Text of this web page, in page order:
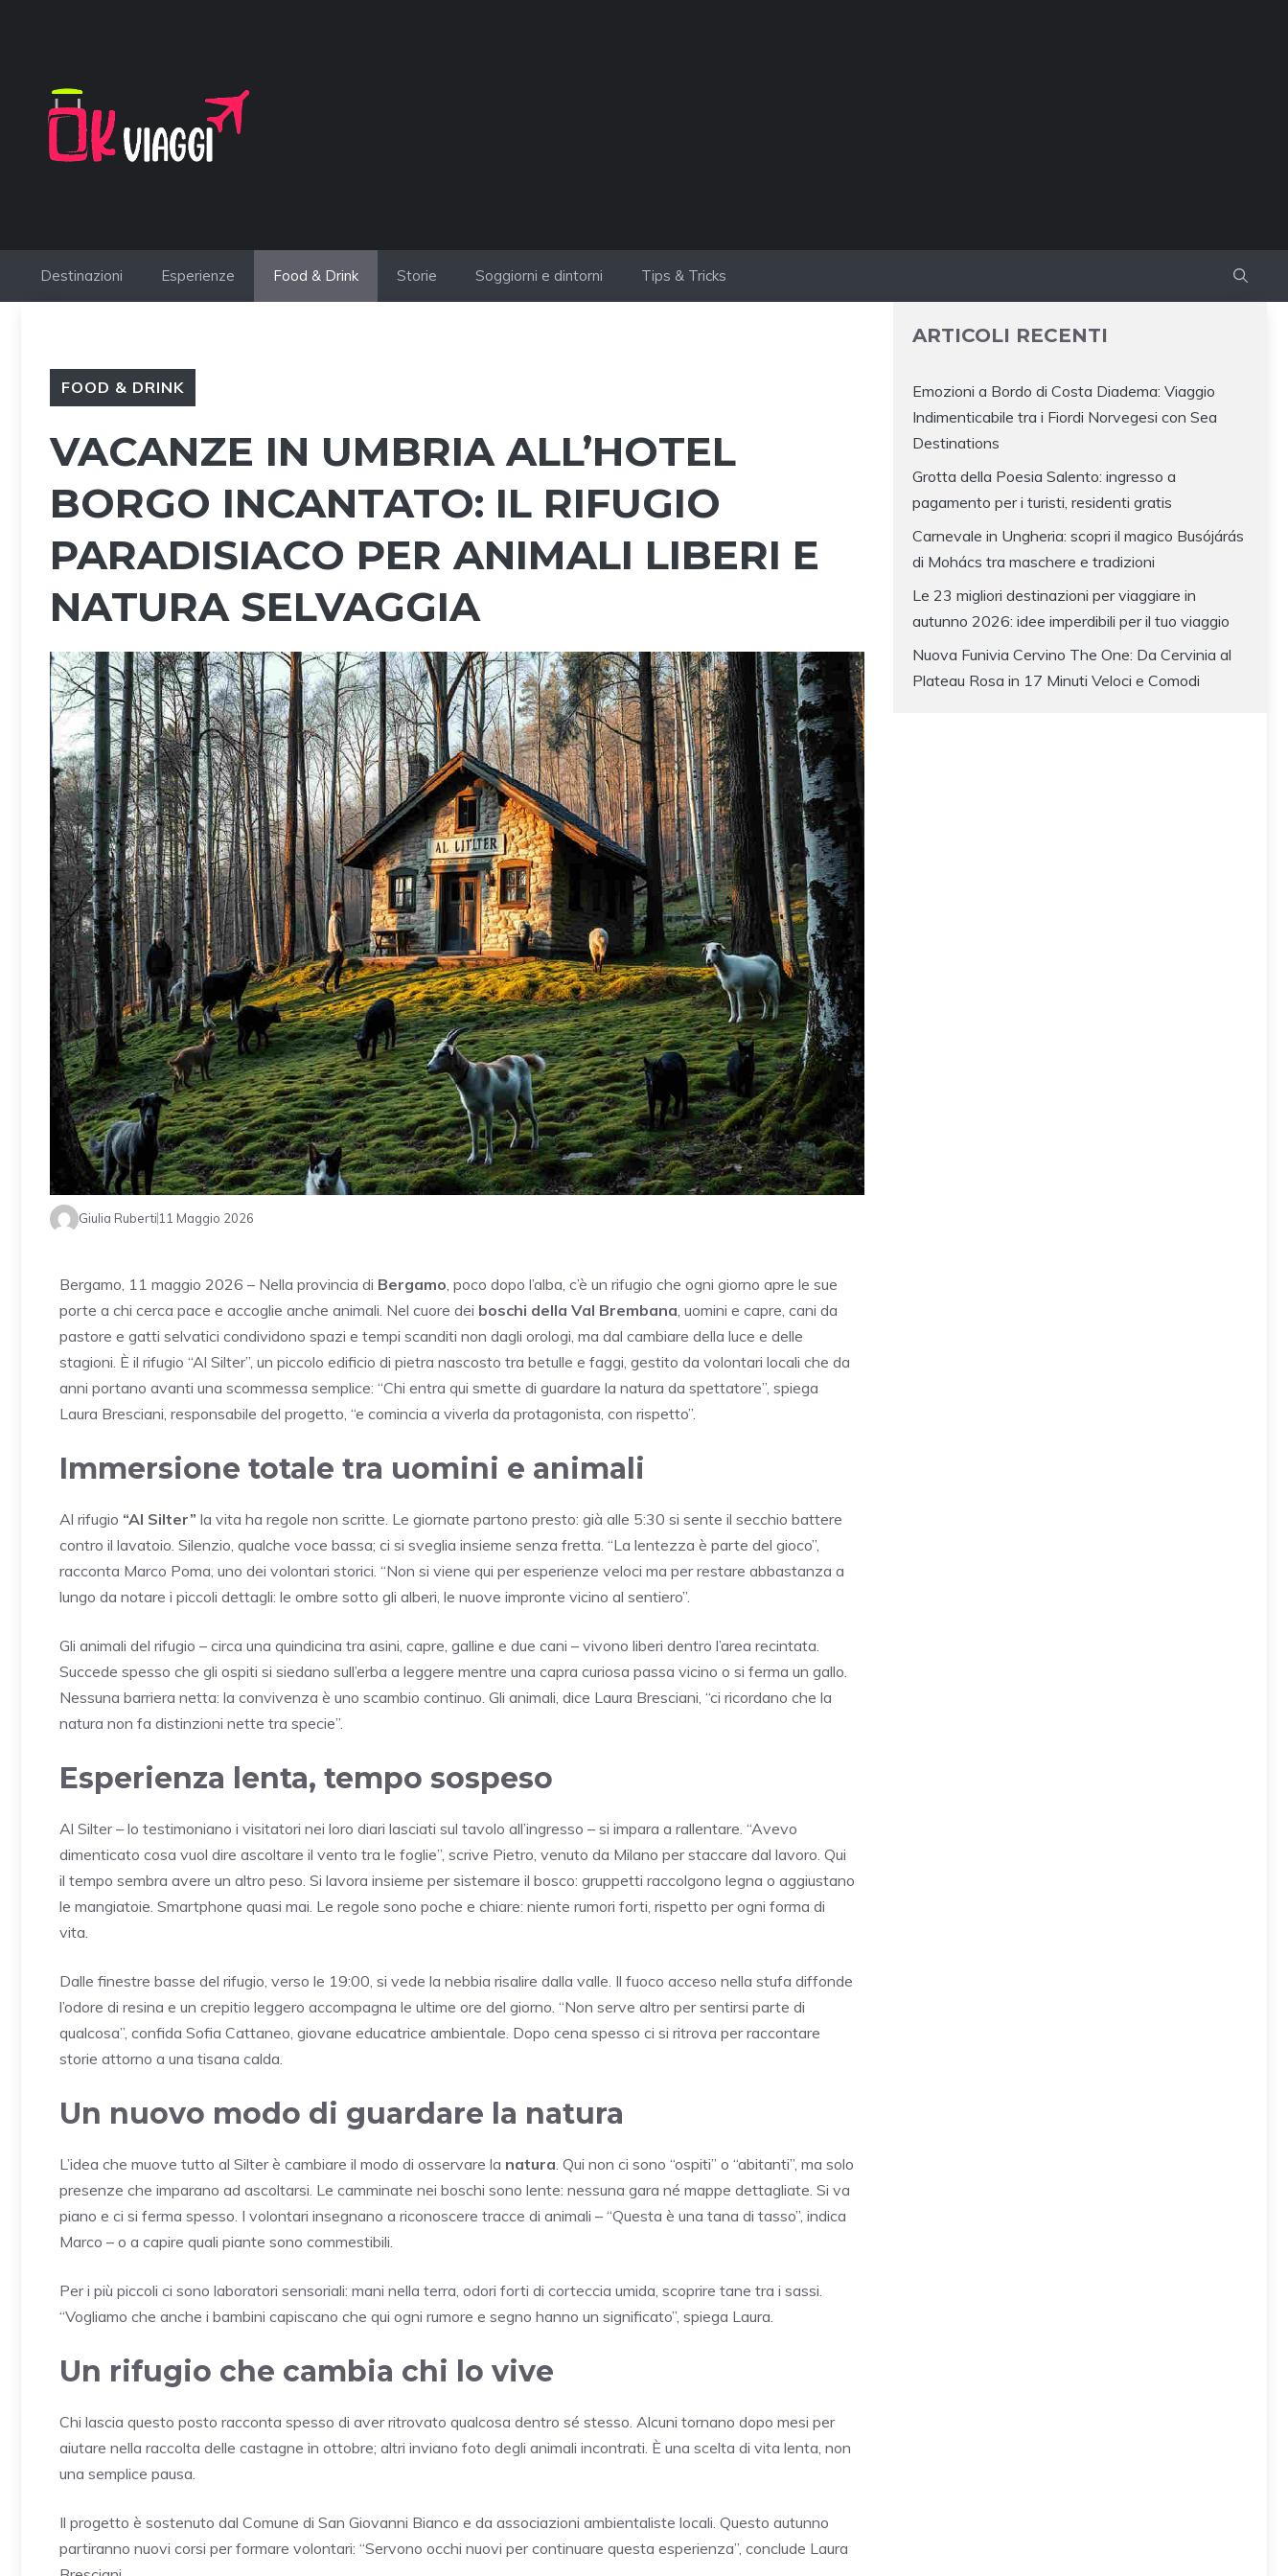
Destinazioni Esperienze Food & Drink Storie Soggiorni e dintorni Tips & Tricks
FOOD & DRINK
VACANZE IN UMBRIA ALL’HOTEL
BORGO INCANTATO: IL RIFUGIO
PARADISIACO PER ANIMALI LIBERI E
NATURA SELVAGGIA
Giulia Ruberti11 Maggio 2026
Bergamo, 11 maggio 2026 – Nella provincia di Bergamo , poco dopo l’alba, c’è un rifugio che ogni giorno apre le sue
porte a chi cerca pace e accoglie anche animali. Nel cuore dei boschi della Val Brembana , uomini e capre, cani da
pastore e gatti selvatici condividono spazi e tempi scanditi non dagli orologi, ma dal cambiare della luce e delle
stagioni. È il rifugio “Al Silter”, un piccolo edificio di pietra nascosto tra betulle e faggi, gestito da volontari locali che da
anni portano avanti una scommessa semplice: “Chi entra qui smette di guardare la natura da spettatore”, spiega
Laura Bresciani, responsabile del progetto, “e comincia a viverla da protagonista, con rispetto”.
Immersione totale tra uomini e animali
Al rifugio “Al Silter” la vita ha regole non scritte. Le giornate partono presto: già alle 5:30 si sente il secchio battere
contro il lavatoio. Silenzio, qualche voce bassa; ci si sveglia insieme senza fretta. “La lentezza è parte del gioco”,
racconta Marco Poma, uno dei volontari storici. “Non si viene qui per esperienze veloci ma per restare abbastanza a
lungo da notare i piccoli dettagli: le ombre sotto gli alberi, le nuove impronte vicino al sentiero”.
Gli animali del rifugio – circa una quindicina tra asini, capre, galline e due cani – vivono liberi dentro l’area recintata.
Succede spesso che gli ospiti si siedano sull’erba a leggere mentre una capra curiosa passa vicino o si ferma un gallo.
Nessuna barriera netta: la convivenza è uno scambio continuo. Gli animali, dice Laura Bresciani, “ci ricordano che la
natura non fa distinzioni nette tra specie”.
Esperienza lenta, tempo sospeso
Al Silter – lo testimoniano i visitatori nei loro diari lasciati sul tavolo all’ingresso – si impara a rallentare. “Avevo
dimenticato cosa vuol dire ascoltare il vento tra le foglie”, scrive Pietro, venuto da Milano per staccare dal lavoro. Qui
il tempo sembra avere un altro peso. Si lavora insieme per sistemare il bosco: gruppetti raccolgono legna o aggiustano
le mangiatoie. Smartphone quasi mai. Le regole sono poche e chiare: niente rumori forti, rispetto per ogni forma di
vita.
Dalle finestre basse del rifugio, verso le 19:00, si vede la nebbia risalire dalla valle. Il fuoco acceso nella stufa diffonde
l’odore di resina e un crepitio leggero accompagna le ultime ore del giorno. “Non serve altro per sentirsi parte di
qualcosa”, confida Sofia Cattaneo, giovane educatrice ambientale. Dopo cena spesso ci si ritrova per raccontare
storie attorno a una tisana calda.
Un nuovo modo di guardare la natura
L’idea che muove tutto al Silter è cambiare il modo di osservare la natura . Qui non ci sono “ospiti” o “abitanti”, ma solo
presenze che imparano ad ascoltarsi. Le camminate nei boschi sono lente: nessuna gara né mappe dettagliate. Si va
piano e ci si ferma spesso. I volontari insegnano a riconoscere tracce di animali – “Questa è una tana di tasso”, indica
Marco – o a capire quali piante sono commestibili.
Per i più piccoli ci sono laboratori sensoriali: mani nella terra, odori forti di corteccia umida, scoprire tane tra i sassi.
“Vogliamo che anche i bambini capiscano che qui ogni rumore e segno hanno un significato”, spiega Laura.
Un rifugio che cambia chi lo vive
Chi lascia questo posto racconta spesso di aver ritrovato qualcosa dentro sé stesso. Alcuni tornano dopo mesi per
aiutare nella raccolta delle castagne in ottobre; altri inviano foto degli animali incontrati. È una scelta di vita lenta, non
una semplice pausa.
Il progetto è sostenuto dal Comune di San Giovanni Bianco e da associazioni ambientaliste locali. Questo autunno
partiranno nuovi corsi per formare volontari: “Servono occhi nuovi per continuare questa esperienza”, conclude Laura
ARTICOLI RECENTI
Emozioni a Bordo di Costa Diadema: Viaggio
Indimenticabile tra i Fiordi Norvegesi con Sea
Destinations
Grotta della Poesia Salento: ingresso a
pagamento per i turisti, residenti gratis
Carnevale in Ungheria: scopri il magico Busójárás
di Mohács tra maschere e tradizioni
Le 23 migliori destinazioni per viaggiare in
autunno 2026: idee imperdibili per il tuo viaggio
Nuova Funivia Cervino The One: Da Cervinia al
Plateau Rosa in 17 Minuti Veloci e Comodi